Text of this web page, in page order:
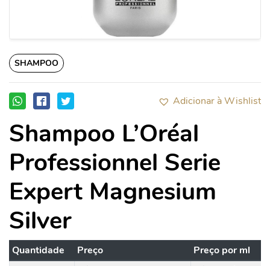
SHAMPOO
Adicionar à Wishlist
Shampoo L’Oréal
Professionnel Serie
Expert Magnesium
Silver
Quantidade Preço Preço por ml